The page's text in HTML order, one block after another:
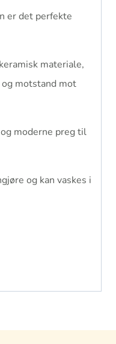
er det perfekte
materiale,
motstand mot
moderne preg til
og kan vaskes i